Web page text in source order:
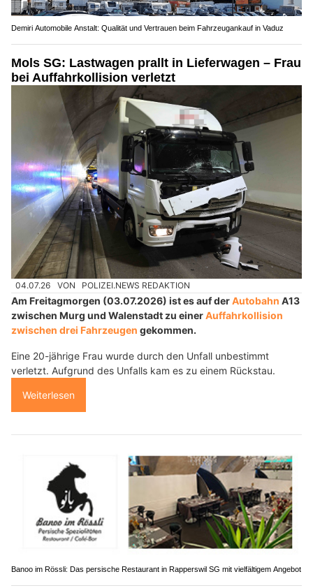
Demiri Automobile Anstalt: Qualität und Vertrauen beim Fahrzeugankauf in Vaduz
Mols SG: Lastwagen prallt in Lieferwagen – Frau
bei Auffahrkollision verletzt
04.07.26 VON POLIZEI.NEWS REDAKTION
Am Freitagmorgen (03.07.2026) ist es auf derAutobahn A13
zwischen Murg und Walenstadt zu einerAuffahrkollision
zwischen drei Fahrzeugen gekommen.
Eine 20-jährige Frau wurde durch den Unfall unbestimmt
verletzt. Aufgrund des Unfalls kam es zu einem Rückstau.
Weiterlesen
Banoo im Rössli: Das persische Restaurant in Rapperswil SG mit vielfältigem Angebot